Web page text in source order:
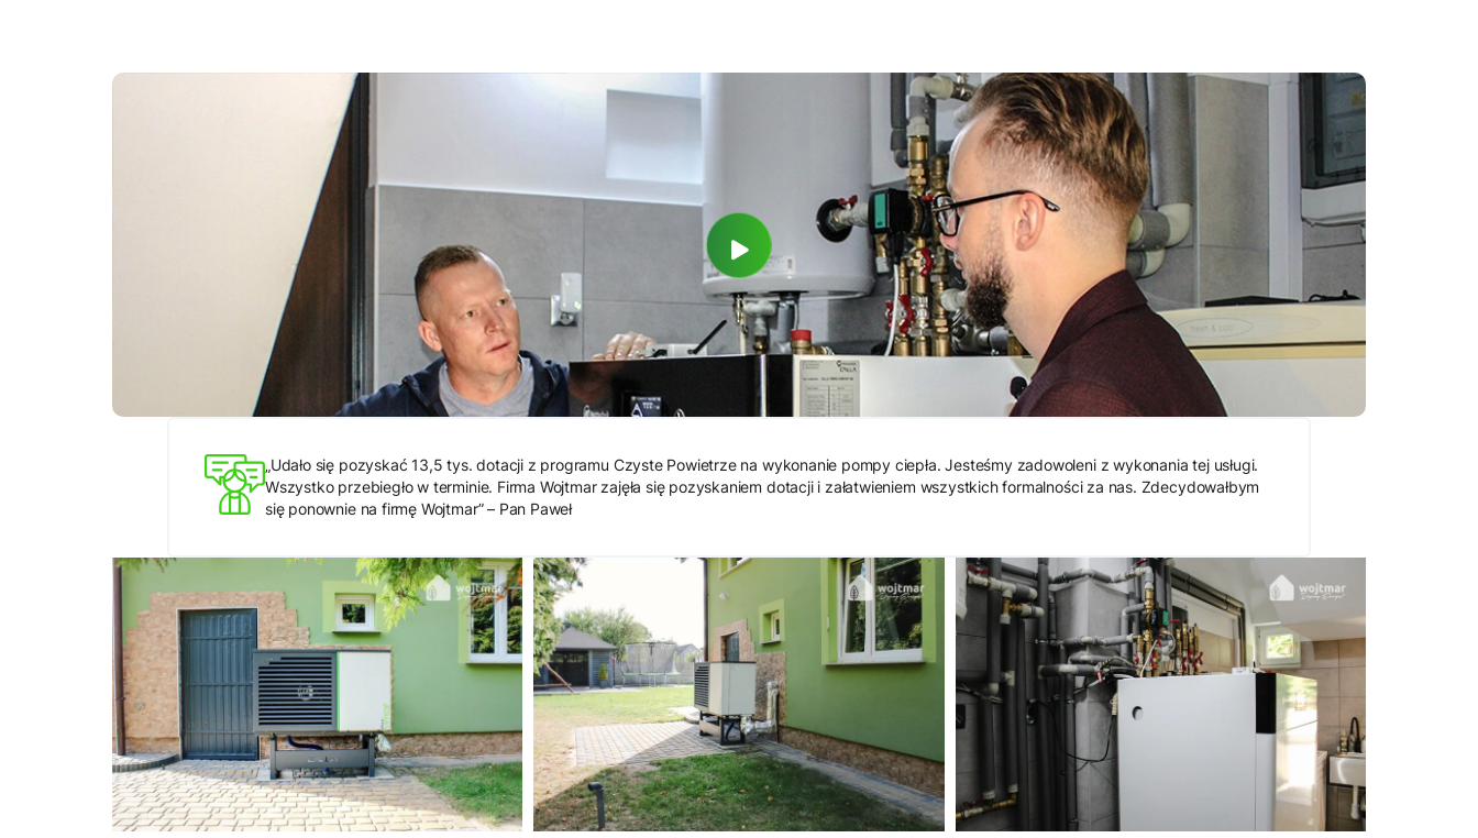
„Udało się pozyskać 13,5 tys. dotacji z programu Czyste Powietrze na wykonanie pompy ciepła. Jesteśmy zadowoleni z wykonania tej usługi.
Wszystko przebiegło w terminie. Firma Wojtmar zajęła się pozyskaniem dotacji i załatwieniem wszystkich formalności za nas. Zdecydowałbym
się ponownie na firmę Wojtmar” – Pan Paweł